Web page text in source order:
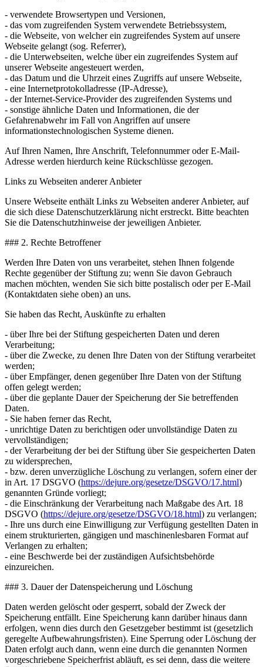
- verwendete Browsertypen und Versionen,
- das vom zugreifenden System verwendete Betriebssystem,
- die Webseite, von welcher ein zugreifendes System auf unsere
Webseite gelangt (sog. Referrer),
- die Unterwebseiten, welche über ein zugreifendes System auf
unserer Webseite angesteuert werden,
- das Datum und die Uhrzeit eines Zugriffs auf unsere Webseite,
- eine Internetprotokolladresse (IP-Adresse),
- der Internet-Service-Provider des zugreifenden Systems und
- sonstige ähnliche Daten und Informationen, die der
Gefahrenabwehr im Fall von Angriffen auf unsere
informationstechnologischen Systeme dienen.
Auf Ihren Namen, Ihre Anschrift, Telefonnummer oder E-Mail-
Adresse werden hierdurch keine Rückschlüsse gezogen.
Links zu Webseiten anderer Anbieter
Unsere Webseite enthält Links zu Webseiten anderer Anbieter, auf
die sich diese Datenschutzerklärung nicht erstreckt. Bitte beachten
Sie die Datenschutzhinweise der jeweiligen Anbieter.
### 2. Rechte Betroffener
Werden Ihre Daten von uns verarbeitet, stehen Ihnen folgende
Rechte gegenüber der Stiftung zu; wenn Sie davon Gebrauch
machen möchten, wenden Sie sich bitte postalisch oder per E-Mail
(Kontaktdaten siehe oben) an uns.
Sie haben das Recht, Auskünfte zu erhalten
- über Ihre bei der Stiftung gespeicherten Daten und deren
Verarbeitung;
- über die Zwecke, zu denen Ihre Daten von der Stiftung verarbeitet
werden;
- über Empfänger, denen gegenüber Ihre Daten von der Stiftung
offen gelegt werden;
- über die geplante Dauer der Speicherung der Sie betreffenden
Daten.
- Sie haben ferner das Recht,
- unrichtige Daten zu berichtigen oder unvollständige Daten zu
vervollständigen;
- der Verarbeitung der bei der Stiftung über Sie gespeicherten Daten
zu widersprechen,
- bzw. deren unverzügliche Löschung zu verlangen, sofern einer der
in Art. 17 DSGVO (https://dejure.org/gesetze/DSGVO/17.html)
genannten Gründe vorliegt;
- die Einschränkung der Verarbeitung nach Maßgabe des Art. 18
DSGVO (https://dejure.org/gesetze/DSGVO/18.html) zu verlangen;
- Ihre uns durch eine Einwilligung zur Verfügung gestellten Daten in
einem strukturierten, gängigen und maschinenlesbaren Format auf
Verlangen zu erhalten;
- eine Beschwerde bei der zuständigen Aufsichtsbehörde
einzureichen.
### 3. Dauer der Datenspeicherung und Löschung
Daten werden gelöscht oder gesperrt, sobald der Zweck der
Speicherung entfällt. Eine Speicherung kann darüber hinaus dann
erfolgen, wenn dies durch den Gesetzgeber bestimmt ist (gesetzlich
geregelte Aufbewahrungsfristen). Eine Sperrung oder Löschung der
Daten erfolgt auch dann, wenn eine durch die genannten Normen
vorgeschriebene Speicherfrist abläuft, es sei denn, dass die weitere